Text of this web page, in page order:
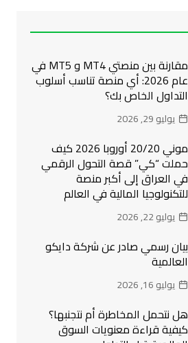
مقارنة بين منصتي MT4 و MT5 في
عام 2026: أي منصة تناسب أسلوب
التداول الخاص بك؟
يوليو 29, 2026
موني 20/20 أوروبا 2026 كيف
حملت “كي” قصة التحول الرقمي
في العراق إلى أكبر منصة
للتكنولوجيا المالية في العالم
يوليو 22, 2026
بيان رسمي صادر عن شركة دايكو
العالمية
يوليو 16, 2026
هل نتحمل المخاطرة أم نتجنبها؟
كيفية قراءة معنويات السوق